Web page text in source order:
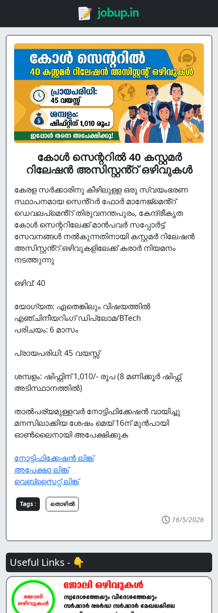
കോൾ സെന്ററിൽ 40 കസ്റ്റമർ
റിലേഷൻ അസിസ്റ്റൻ്റ് ഒഴിവുകൾ
കേരള സർക്കാരിനു കീഴിലുള്ള ഒരു സ്വയംഭരണ
സ്ഥാപനമായ സെൻ്റർ ഫോർ മാനേജ്മെൻ്റ്
ഡെവലപ്മെൻ്റ് തിരുവനന്തപുരം, കേന്ദ്രീകൃത
കോൾ സെന്ററിലേക്ക് മാൻപവർ സപ്പോർട്ട്
സേവനങ്ങൾ നൽകുന്നതിനായി കസ്റ്റമർ റിലേഷൻ
അസിസ്റ്റൻ്റ് ഒഴിവുകളിലേക്ക് കരാർ നിയമനം
നടത്തുന്നു
ഒഴിവ്: 40
യോഗ്യത: ഏതെങ്കിലും വിഷയത്തിൽ
എഞ്ചിനീയറിംഗ് ഡിപ്ലോമ/BTech
പരിചയം: 6 മാസം
പ്രായപരിധി: 45 വയസ്സ്
ശമ്പളം: ഷിഫ്റ്റിന് 1,010/- രൂപ (8 മണിക്കൂർ ഷിഫ്റ്റ്
അടിസ്ഥാനത്തിൽ)
താൽപര്യമുള്ളവർ നോട്ടിഫിക്കേഷൻ വായിച്ചു
മനസിലാക്കിയ ശേഷം മെയ് 16ന് മുൻപായി
ഓൺലൈനായി അപേക്ഷിക്കുക
നോട്ടിഫിക്കേഷൻ ലിങ്ക്
അപേക്ഷാ ലിങ്ക്
വെബ്സൈറ്റ് ലിങ്ക്
Tags : തൊഴില്‍
16/5/2026
Useful Links - 👇